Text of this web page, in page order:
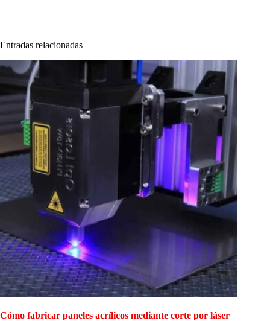
Entradas relacionadas
Cómo fabricar paneles acrílicos mediante corte por láser